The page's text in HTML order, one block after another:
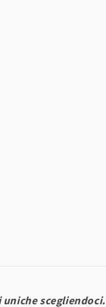
scegliendoci.